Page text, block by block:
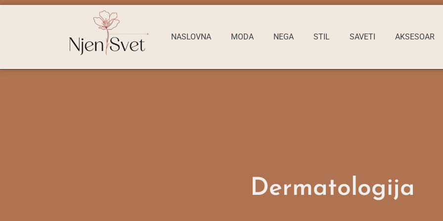
NASLOVNA MODA NEGA STIL SAVETI AKSESOAR
Dermatologija